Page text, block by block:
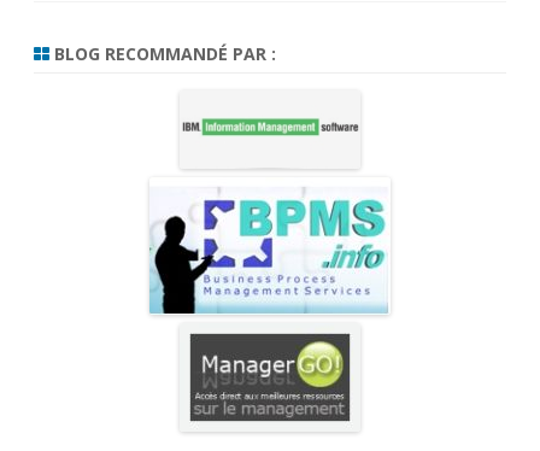
BLOG RECOMMANDÉ PAR :